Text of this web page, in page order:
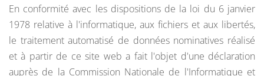
En conformité avec les dispositions de la loi du 6 janvier
1978 relative à l'informatique, aux fichiers et aux libertés,
le traitement automatisé de données nominatives réalisé
et à partir de ce site web a fait l'objet d'une déclaration
auprès de la Commission Nationale de l'Informatique et